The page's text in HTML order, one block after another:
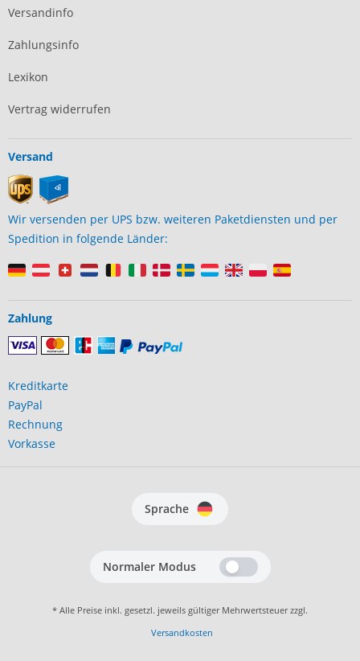
Versandinfo
Zahlungsinfo
Lexikon
Vertrag widerrufen
Versand
Wir versenden per UPS bzw. weiteren Paketdiensten und per
Spedition in folgende Länder:
Zahlung
Kreditkarte
PayPal
Rechnung
Vorkasse
Sprache
Normaler Modus
* Alle Preise inkl. gesetzl. jeweils gültiger Mehrwertsteuer zzgl.
Versandkosten